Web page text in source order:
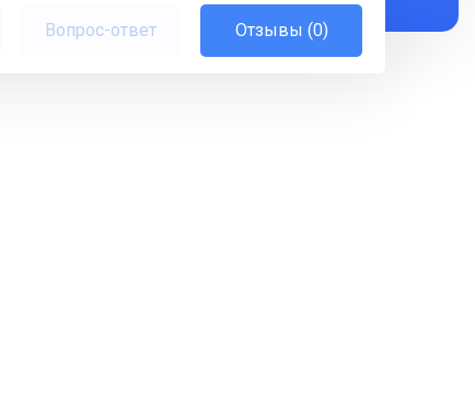
Вопрос-ответ Отзывы (0)